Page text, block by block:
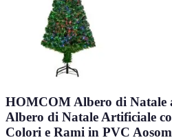
HOMCOM Albero di Natale
Albero di Natale Artificiale
Colori e Rami in PVC Aosom